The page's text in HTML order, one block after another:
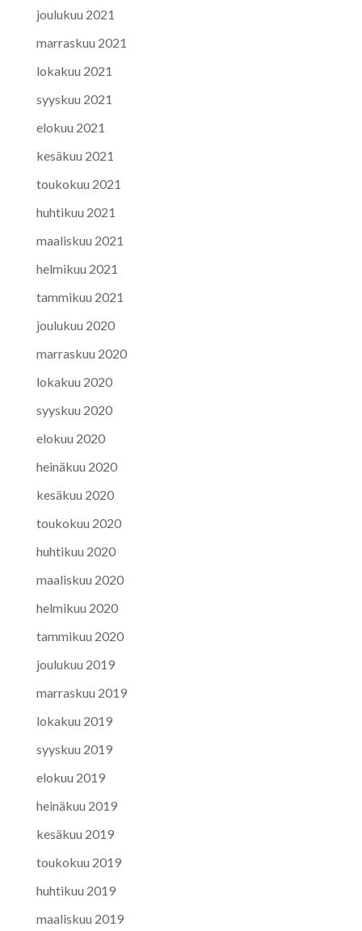
joulukuu 2021
marraskuu 2021
lokakuu 2021
syyskuu 2021
elokuu 2021
kesäkuu 2021
toukokuu 2021
huhtikuu 2021
maaliskuu 2021
helmikuu 2021
tammikuu 2021
joulukuu 2020
marraskuu 2020
lokakuu 2020
syyskuu 2020
elokuu 2020
heinäkuu 2020
kesäkuu 2020
toukokuu 2020
huhtikuu 2020
maaliskuu 2020
helmikuu 2020
tammikuu 2020
joulukuu 2019
marraskuu 2019
lokakuu 2019
syyskuu 2019
elokuu 2019
heinäkuu 2019
kesäkuu 2019
toukokuu 2019
huhtikuu 2019
maaliskuu 2019